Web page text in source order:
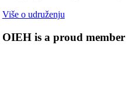
Više o udruženju
OIEH is a proud member